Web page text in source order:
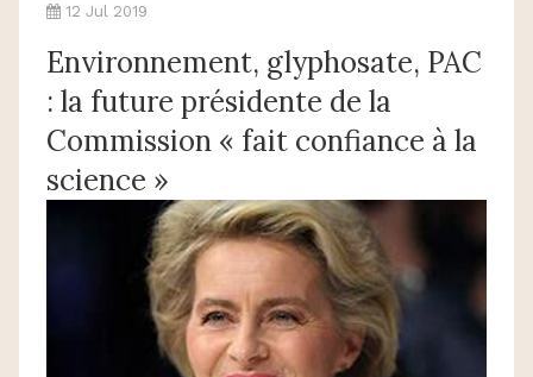
12 Jul 2019
Environnement, glyphosate, PAC
: la future présidente de la
Commission « fait confiance à la
science »